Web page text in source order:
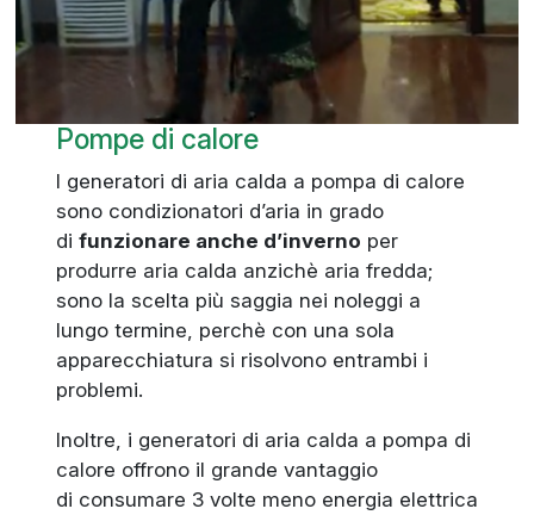
Pompe di calore
I generatori di aria calda a pompa di calore
sono condizionatori d’aria in grado
di funzionare anche d’inverno per
produrre aria calda anzichè aria fredda;
sono la scelta più saggia nei noleggi a
lungo termine, perchè con una sola
apparecchiatura si risolvono entrambi i
problemi.
Inoltre, i generatori di aria calda a pompa di
calore offrono il grande vantaggio
di consumare 3 volte meno energia elettrica